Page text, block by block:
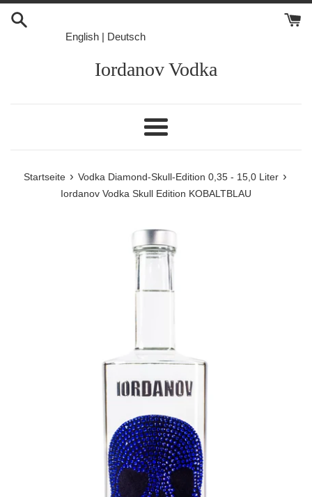
Direkt
zum
English | Deutsch
Iordanov Vodka
Menü
Startseite › Vodka Diamond-Skull-Edition 0,35 - 15,0 Liter ›
Iordanov Vodka Skull Edition KOBALTBLAU